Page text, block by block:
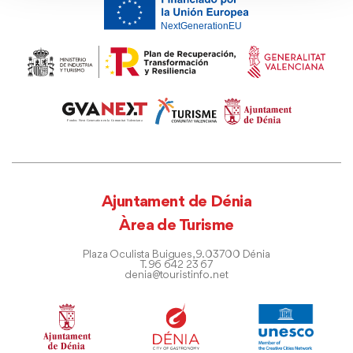
Ajuntament de Dénia
Àrea de Turisme
Plaza Oculista Buigues, 9. 03700 Dénia
T. 96 642 23 67
denia@touristinfo.net